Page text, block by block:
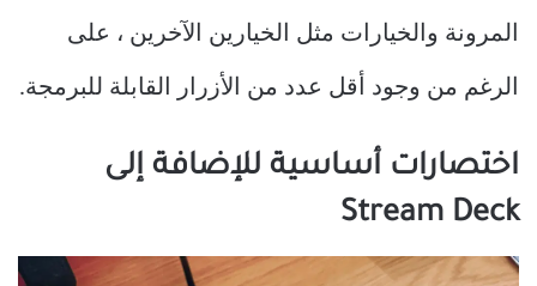
المرونة والخيارات مثل الخيارين الآخرين ، على
الرغم من وجود أقل عدد من الأزرار القابلة للبرمجة.
اختصارات أساسية للإضافة إلى
Stream Deck